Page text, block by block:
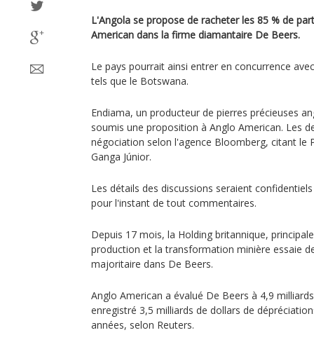
L'Angola se propose de racheter les 85 % de
American dans la firme diamantaire De Beers.
Le pays pourrait ainsi entrer en concurrence
tels que le Botswana.
Endiama, un producteur de pierres précieuses
soumis une proposition à Anglo American. Les
négociation selon l'agence Bloomberg, citant le
Ganga Júnior.
Les détails des discussions seraient
pour l'instant de tout commentaires.
Depuis 17 mois, la Holding britannique,
production et la transformation minière essaie
majoritaire dans De Beers.
Anglo American a évalué De Beers à 4,9
enregistré 3,5 milliards de dollars de
années, selon Reuters.